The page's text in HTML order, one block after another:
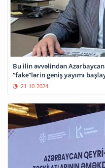
Bu ilin əvvəlindən
“fake”lərin geniş yayımı
21-10-2024